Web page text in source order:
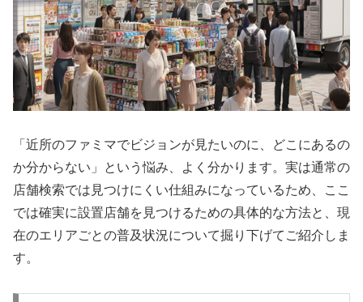
「近所のファミマでビジョンが見たいのに、どこにあるの
か分からない」という悩み、よく分かります。実は通常の
店舗検索では見つけにくい仕組みになっているため、ここ
では確実に設置店舗を見つけるための具体的な方法と、現
在のエリアごとの普及状況について掘り下げてご紹介しま
す。